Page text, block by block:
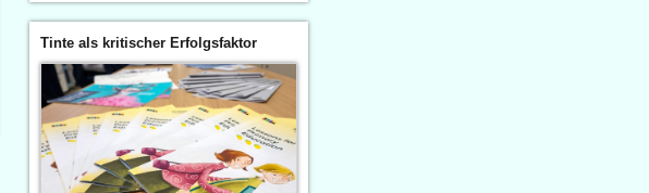
Tinte als kritischer Erfolgsfaktor